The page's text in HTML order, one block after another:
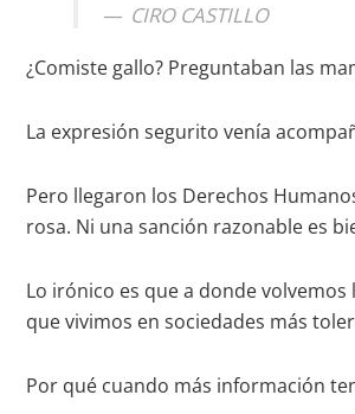
CIRO CASTILLO
¿Comiste gallo? Preguntaban las
La expresión segurito venía
Pero llegaron los Derechos
rosa. Ni una sanción razonable es
Lo irónico es que a donde volvemos
que vivimos en sociedades más
Por qué cuando más información